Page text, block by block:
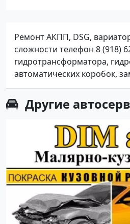
Ремонт АКПП, DSG,
сложности телефон 8 (918)
гидротрансформатора,
автоматических коробок,
Другие